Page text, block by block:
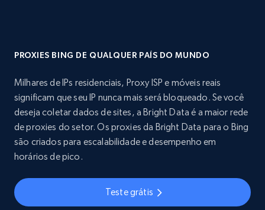
PROXIES BING DE QUALQUER PAÍS DO MUNDO
Milhares de IPs residenciais, Proxy ISP e móveis reais
significam que seu IP nunca mais será bloqueado. Se você
deseja coletar dados de sites, a Bright Data é a maior rede
de proxies do setor. Os proxies da Bright Data para o Bing
são criados para escalabilidade e desempenho em
horários de pico.
Teste grátis